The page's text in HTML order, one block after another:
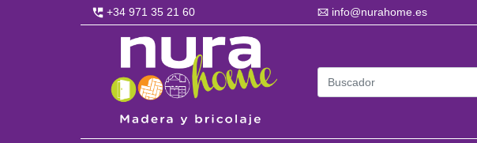
+34 971 35 21 60 info@nurahome.es